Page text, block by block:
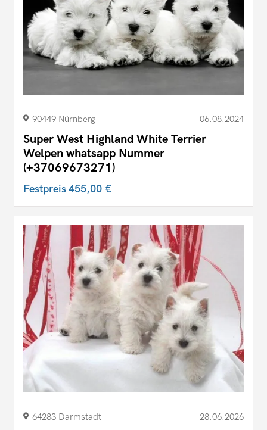
90449 Nürnberg 06.08.2024
Super West Highland White Terrier
Welpen whatsapp Nummer
(+37069673271)
Festpreis455,00 €
64283 Darmstadt 28.06.2026